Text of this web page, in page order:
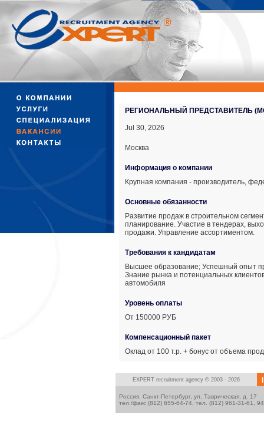
РЕГИОНАЛЬНЫЙ ПРЕДСТАВИТЕЛЬ
Jul 30, 2026
Москва
Информация о компании
Крупная компания - производитель,
Основные обязанности
Развитие продаж в строительном
планирование. Участие в тендерах,
продажи. Управление ассортиментом.
Требования к кандидатам
Высшее образование; Успешный опыт
Знание рынка и потенциальных
автомобиля
Уровень оплаты
От 150000 РУБ
Компенсационный пакет
Оклад от 100 т.р. + бонус от объема
EXPERT recruitment agency © 2003 - 2026
Россия, Санкт-Петербург, ул. Таврическая, д. 17
тел./факс (812) 655-64-74, тел. (812) 961-31-61,